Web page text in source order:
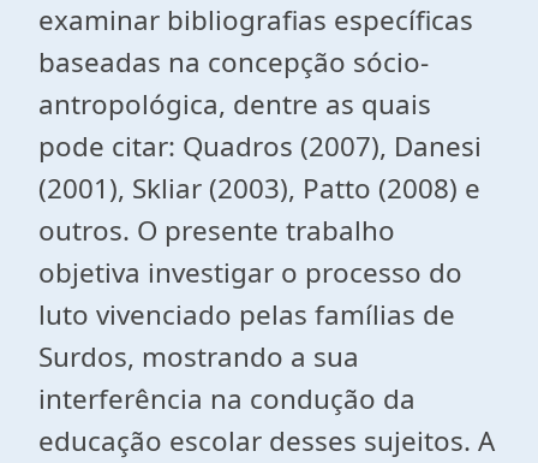
examinar bibliografias específicas
baseadas na concepção sócio-
antropológica, dentre as quais
pode citar: Quadros (2007), Danesi
(2001), Skliar (2003), Patto (2008) e
outros. O presente trabalho
objetiva investigar o processo do
luto vivenciado pelas famílias de
Surdos, mostrando a sua
interferência na condução da
educação escolar desses sujeitos. A